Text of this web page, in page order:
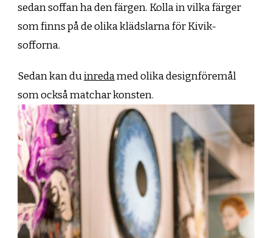
sedan soffan ha den färgen. Kolla in vilka färger
som finns på de olika klädslarna för Kivik-
sofforna.
Sedan kan duinredamed olika designföremål
som också matchar konsten.